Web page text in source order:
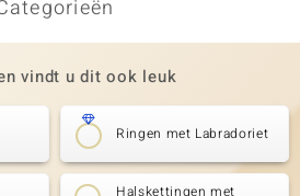
vindt u dit ook leuk
Ringen met Labradoriet
Halskettingen met